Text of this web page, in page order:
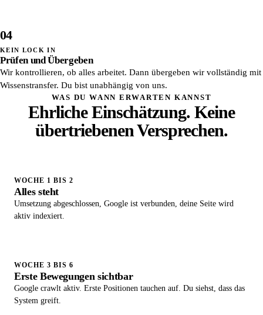
04
KEIN LOCK IN
Prüfen und Übergeben
Wir kontrollieren, ob alles arbeitet. Dann übergeben wir vollständig mit
Wissenstransfer. Du bist unabhängig von uns.
WAS DU WANN ERWARTEN KANNST
Ehrliche Einschätzung. Keine
übertriebenen Versprechen.
WOCHE 1 BIS 2
Alles steht
Umsetzung abgeschlossen, Google ist verbunden, deine Seite wird
aktiv indexiert.
WOCHE 3 BIS 6
Erste Bewegungen sichtbar
Google crawlt aktiv. Erste Positionen tauchen auf. Du siehst, dass das
System greift.